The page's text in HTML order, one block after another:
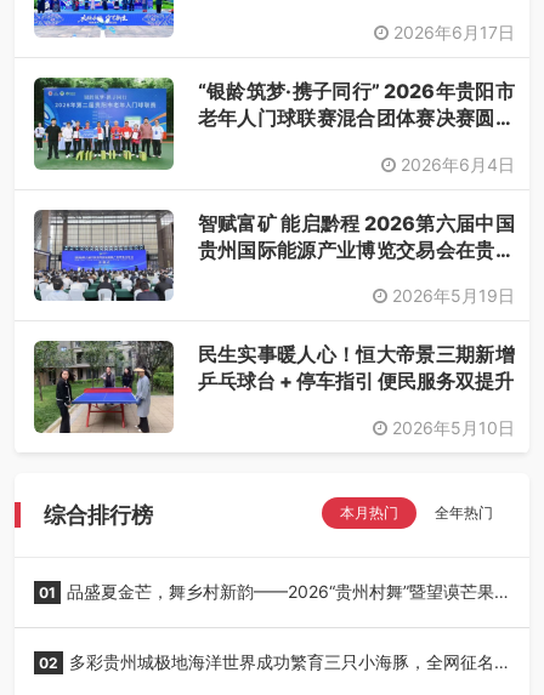
2026年6月17日
“银龄筑梦·携子同行” 2026年贵阳市
老年人门球联赛混合团体赛决赛圆满
2026年6月4日
智赋富矿 能启黔程 2026第六届中国
贵州国际能源产业博览交易会在贵阳
2026年5月19日
民生实事暖人心！恒大帝景三期新增
乒乓球台 + 停车指引 便民服务双提升
2026年5月10日
综合排行榜 本月热门 全年热门
01 品盛夏金芒，舞乡村新韵——2026“贵州村舞”暨望谟芒果
02 多彩贵州城极地海洋世界成功繁育三只小海豚，全网征名